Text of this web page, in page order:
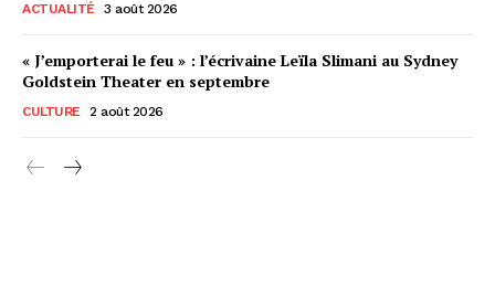
ACTUALITÉ 3 août 2026
« J’emporterai le feu » : l’écrivaine Leïla Slimani au Sydney
Goldstein Theater en septembre
CULTURE 2 août 2026